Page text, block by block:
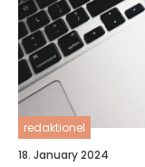
redaktionel
18. January 2024